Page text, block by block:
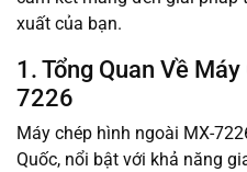
xuất của bạn.
1. Tổng Quan Về
7226
Máy chép hình ngoài MX-
Quốc, nổi bật với khả năng